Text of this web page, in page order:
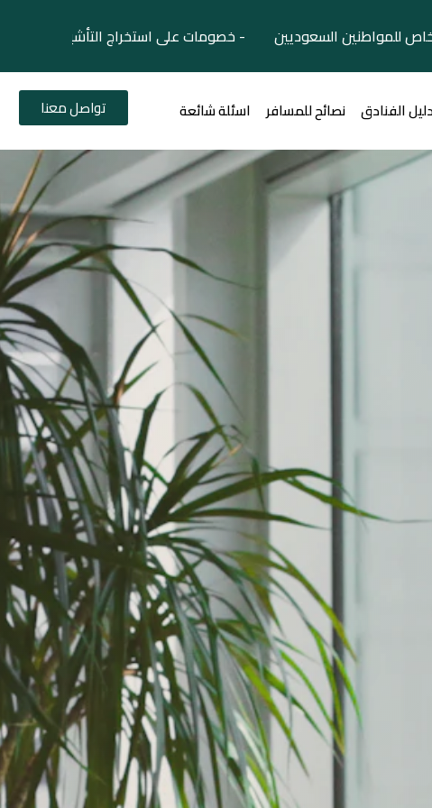
السعوديين - خصومات على استخراج التأشيرات
الفنادق نصائح للمسافر اسئلة شائعة تواصل معنا